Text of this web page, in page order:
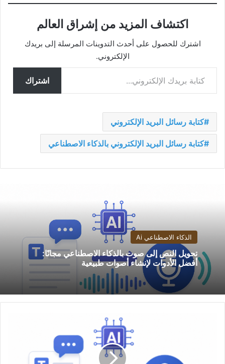
اكتشاف المزيد من إشراق العالم
اشترك للحصول على أحدث التدوينات المرسلة إلى بريدك
الإلكتروني.
كتابة بريدك الإلكتروني...
اشتراك
كتابة رسائل البريد الإلكتروني
كتابة رسائل البريد الإلكتروني بالذكاء الاصطناعي
الذكاء الاصطناعي Ai
تحويل النص إلى صوت بالذكاء الاصطناعي مجانًا:
أفضل الأدوات لإنشاء أصوات طبيعية